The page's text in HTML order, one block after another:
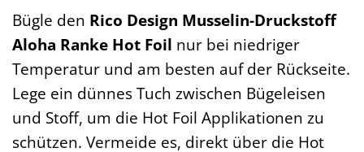
Bügle den Rico Design Musselin-Druckstoff
Aloha Ranke Hot Foil nur bei niedriger
Temperatur und am besten auf der Rückseite.
Lege ein dünnes Tuch zwischen Bügeleisen
und Stoff, um die Hot Foil Applikationen zu
schützen. Vermeide es, direkt über die Hot